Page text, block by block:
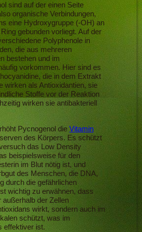
sind auf der einen Seite
organische Verbindungen,
eine Hydroxygruppe (-OH) an
gebunden vorliegt. Auf der
Polyphenole in
die aus mehreren
bestehen und im
vorkommen. Hier sind es
die in dem Extrakt
wirken als Antioxidantien, sie
Stoffe vor der Reaktion
wirken sie antibakteriell
Pycnogenol dieVitamin
des Körpers. Es schützt
das Low Density
beispielsweise für den
im Blut nötig ist, und
des Menschen, die DNA,
durch die gefährlichen
wichtig zu erwähnen, dass
der Zellen
wirkt, sondern auch im
schützt, was im
effektiver ist.